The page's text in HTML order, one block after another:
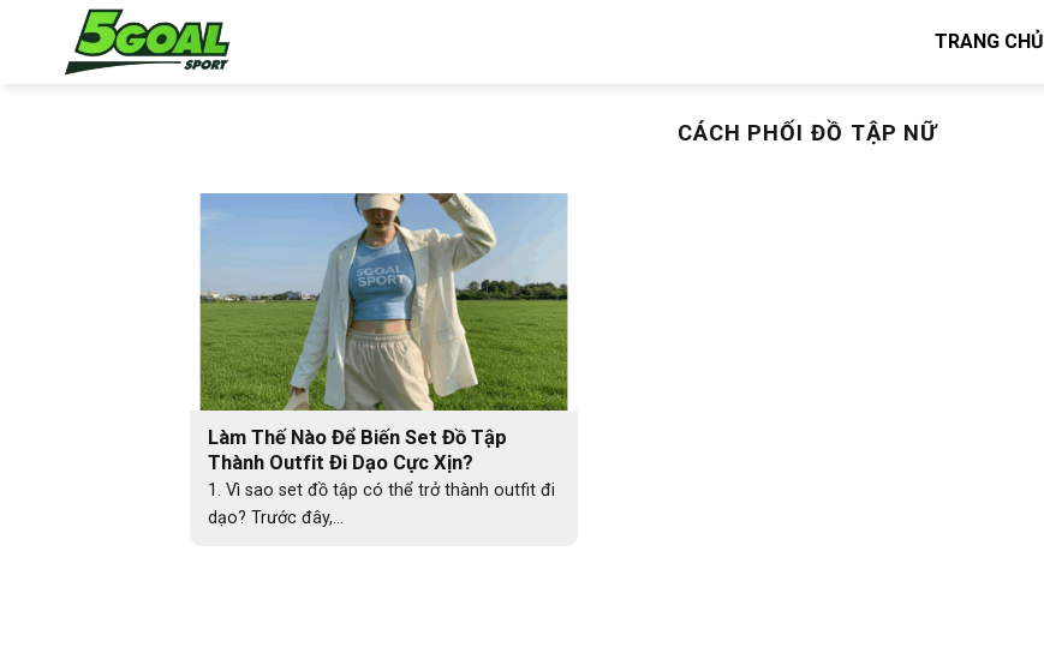
TRANG CHỦ
CÁCH PHỐI ĐỒ TẬP NỮ
Làm Thế Nào Để Biến Set Đồ Tập
Thành Outfit Đi Dạo Cực Xịn?
1. Vì sao set đồ tập có thể trở thành outfit đi
dạo? Trước đây,...